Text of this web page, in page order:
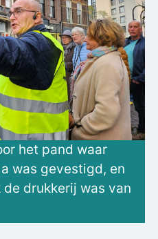
het pand waar
was gevestigd, en
drukkerij was van